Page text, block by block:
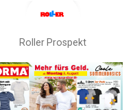
Roller Prospekt